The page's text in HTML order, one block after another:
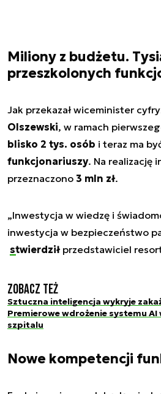
Miliony z budżetu.
przeszkolonych
Jak przekazał wiceminister
Olszewski, w ramach
blisko 2 tys. osób i teraz ma
funkcjonariuszy. Na realizację
przeznaczono 3 mln zł.
„Inwestycja w wiedzę i
inwestycja w bezpieczeństwo
stwierdziłprzedstawiciel
Zobacz też
Sztuczna inteligencja wykryje
Premierowe wdrożenie systemu AI
szpitalu
Nowe kompetencji